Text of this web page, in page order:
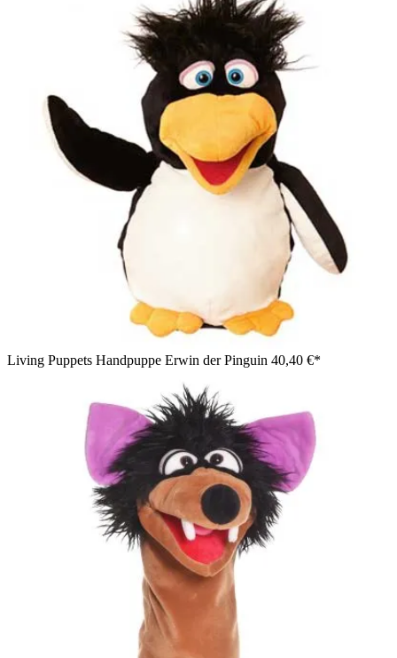
Living Puppets Handpuppe Erwin der Pinguin 40,40 €*